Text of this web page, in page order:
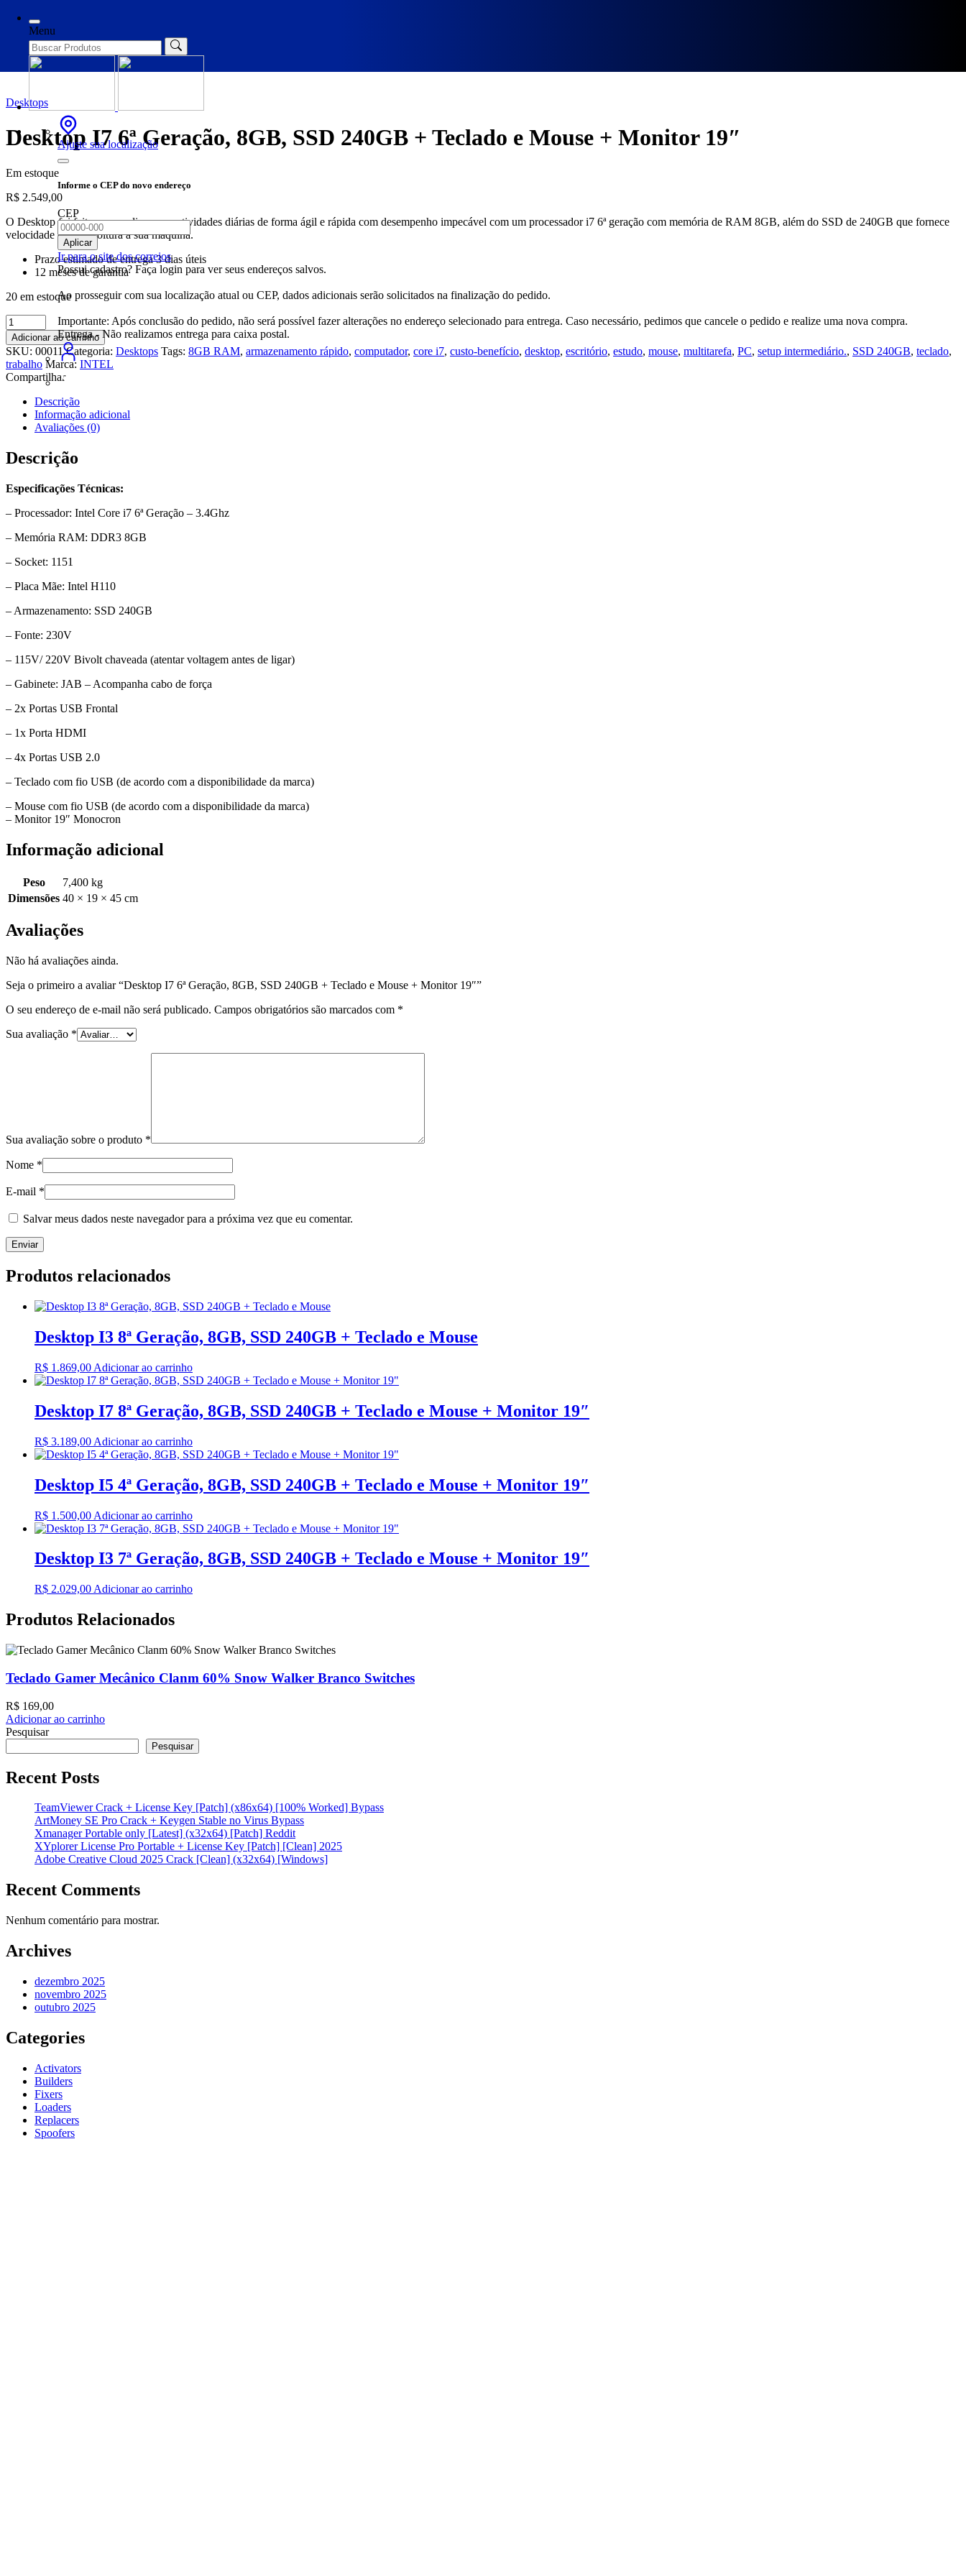
Menu
Ajuste sua localização
Informe o CEP do novo endereço
CEP
Aplicar
Ir para o site dos correios
Possui cadastro? Faça login para ver seus endereços salvos.
Ao prosseguir com sua localização atual ou CEP, dados adicionais serão solicitados na finalização do pedido.
Importante: Após conclusão do pedido, não será possível fazer alterações no endereço selecionado para entrega. Caso necessário, pedimos que cancele o pedido e realize uma nova compra.
Entrega - Não realizamos entrega para caixa postal.
Desktops
Desktop I7 6ª Geração, 8GB, SSD 240GB + Teclado e Mouse + Monitor 19″
Em estoque
R$ 2.549,00
O Desktop foi feito para realizar suas atividades diárias de forma ágil e rápida com desempenho impecável com um processador i7 6ª geração com memória de RAM 8GB, além do SSD de 240GB que fornece
velocidade e desenvoltura a sua máquina.
Prazo estimado de entrega 3 dias úteis
12 meses de garantia
20 em estoque
Desktop
I7
6ª
Geração,
8GB,
SSD
240GB
Teclado
Mouse
+
19"
Adicionar ao carrinho
SKU: 00011 Categoria: Desktops Tags: 8GB RAM, armazenamento rápido, computador, core i7, custo-benefício, desktop, escritório, estudo, mouse, multitarefa, PC, setup intermediário., SSD 240GB, teclado,
trabalho Marca: INTEL
Compartilhar
Descrição
Informação adicional
Avaliações (0)
Descrição
Especificações Técnicas:
– Processador: Intel Core i7 6ª Geração – 3.4Ghz
– Memória RAM: DDR3 8GB
– Socket: 1151
– Placa Mãe: Intel H110
– Armazenamento: SSD 240GB
– Fonte: 230V
– 115V/ 220V Bivolt chaveada (atentar voltagem antes de ligar)
– Gabinete: JAB – Acompanha cabo de força
– 2x Portas USB Frontal
– 1x Porta HDMI
– 4x Portas USB 2.0
– Teclado com fio USB (de acordo com a disponibilidade da marca)
– Mouse com fio USB (de acordo com a disponibilidade da marca)
– Monitor 19″ Monocron
Informação adicional
Peso
7,400 kg
Dimensões 40 × 19 × 45 cm
Avaliações
Não há avaliações ainda.
Seja o primeiro a avaliar “Desktop I7 6ª Geração, 8GB, SSD 240GB + Teclado e Mouse + Monitor 19″”
O seu endereço de e-mail não será publicado. Campos obrigatórios são marcados com *
Sua avaliação *
Sua avaliação sobre o produto *
Nome *
E-mail *
Salvar meus dados neste navegador para a próxima vez que eu comentar.
Produtos relacionados
Desktop I3 8ª Geração, 8GB, SSD 240GB + Teclado e Mouse
R$ 1.869,00 Adicionar ao carrinho
Desktop I7 8ª Geração, 8GB, SSD 240GB + Teclado e Mouse + Monitor 19″
R$ 3.189,00 Adicionar ao carrinho
Desktop I5 4ª Geração, 8GB, SSD 240GB + Teclado e Mouse + Monitor 19″
R$ 1.500,00 Adicionar ao carrinho
Desktop I3 7ª Geração, 8GB, SSD 240GB + Teclado e Mouse + Monitor 19″
R$ 2.029,00 Adicionar ao carrinho
Produtos Relacionados
Teclado Gamer Mecânico Clanm 60% Snow Walker Branco Switches
R$ 169,00
Adicionar ao carrinho
Pesquisar
Pesquisar
Recent Posts
TeamViewer Crack + License Key [Patch] (x86x64) [100% Worked] Bypass
ArtMoney SE Pro Crack + Keygen Stable no Virus Bypass
Xmanager Portable only [Latest] (x32x64) [Patch] Reddit
XYplorer License Pro Portable + License Key [Patch] [Clean] 2025
Adobe Creative Cloud 2025 Crack [Clean] (x32x64) [Windows]
Recent Comments
Nenhum comentário para mostrar.
Archives
dezembro 2025
novembro 2025
outubro 2025
Categories
Activators
Builders
Fixers
Loaders
Replacers
Spoofers